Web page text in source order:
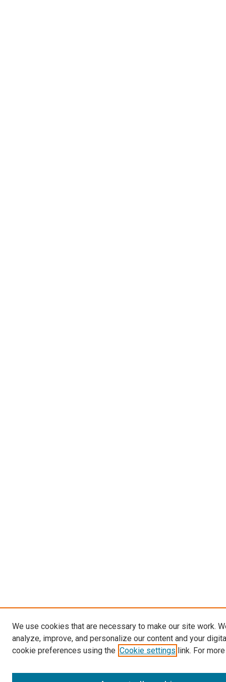
We use cookies that are necessary to make our site work.
analyze, improve, and personalize our content and your
cookie preferences using the Cookie settings link. For